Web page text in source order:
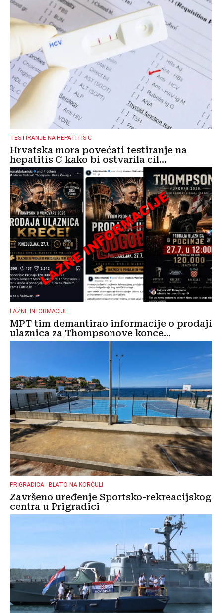
TESTIRANJE NA HEPATITIS C
Hrvatska mora povećati testiranje na
hepatitis C kako bi ostvarila cil...
LAŽNE INFORMACIJE
MPT tim demantirao informacije o prodaji
ulaznica za Thompsonove konce...
PRIGRADICA - BLATO NA KORČULI
Završeno uređenje Sportsko-rekreacijskog
centra u Prigradici